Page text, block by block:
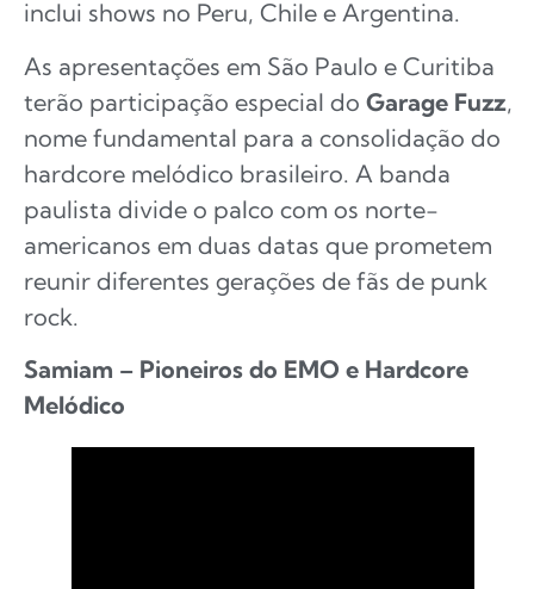
inclui shows no Peru, Chile e Argentina.
As apresentações em São Paulo e Curitiba
terão participação especial do Garage Fuzz,
nome fundamental para a consolidação do
hardcore melódico brasileiro. A banda
paulista divide o palco com os norte-
americanos em duas datas que prometem
reunir diferentes gerações de fãs de punk
rock.
Samiam – Pioneiros do EMO e Hardcore
Melódico